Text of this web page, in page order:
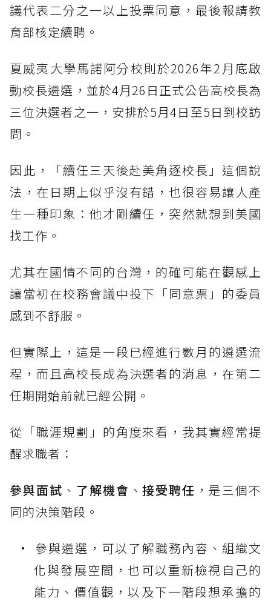
議代表二分之一以上投票同意，最後報請教
育部核定續聘。
夏威夷大學馬諾阿分校則於2026年2月底啟
動校長遴選，並於4月26日正式公告高校長為
三位決選者之一，安排於5月4日至5日到校訪
問。
因此，「續任三天後赴美角逐校長」這個說
法，在日期上似乎沒有錯，也很容易讓人產
生一種印象：他才剛續任，突然就想到美國
找工作。
尤其在國情不同的台灣，的確可能在觀感上
讓當初在校務會議中投下「同意票」的委員
感到不舒服。
但實際上，這是一段已經進行數月的遴選流
程，而且高校長成為決選者的消息，在第二
任期開始前就已經公開。
從「職涯規劃」的角度來看，我其實經常提
醒求職者：
參與面試 、 了解機會 、接受聘任 ，是三個不
同的決策階段。
參與遴選，可以了解職務內容、組織文
化與發展空間，也可以重新檢視自己的
能力、價值觀，以及下一階段想承擔的